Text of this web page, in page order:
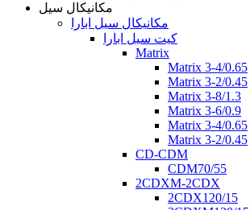
مکانیکال سیل
مکانیکال سیل ابارا
کیت سیل ابارا
Matrix
Matrix 3-4/0.65
Matrix 3-2/0.45
Matrix 3-8/1.3
Matrix 3-6/0.9
Matrix 3-4/0.65
Matrix 3-2/0.45
CD-CDM
CDM70/55
2CDXM-2CDX
2CDX120/15